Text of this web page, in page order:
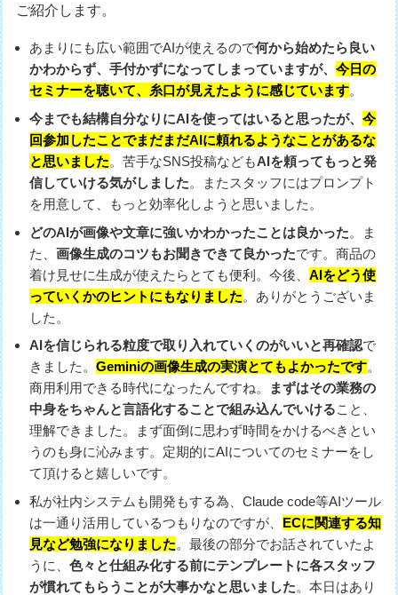
ご紹介します。
あまりにも広い範囲でAIが使えるので何から始めたら良い
かわからず、手付かずになってしまっていますが、今日の
セミナーを聴いて、糸口が見えたように感じています。
今までも結構自分なりにAIを使ってはいると思ったが、今
回参加したことでまだまだAIに頼れるようなことがあるな
と思いました。苦手なSNS投稿などもAIを頼ってもっと発
信していける気がしました。またスタッフにはプロンプト
を用意して、もっと効率化しようと思いました。
どのAIが画像や文章に強いかわかったことは良かった。ま
た、画像生成のコツもお聞きできて良かったです。商品の
着け見せに生成が使えたらとても便利。今後、AIをどう使
っていくかのヒントにもなりました。ありがとうございま
した。
AIを信じられる粒度で取り入れていくのがいいと再確認で
きました。Geminiの画像生成の実演とてもよかったです。
商用利用できる時代になったんですね。
まずはその業務の
中身をちゃんと言語化することで組み込んでいけること、
理解できました。まず面倒に思わず時間をかけるべきとい
うのも身に沁みます。定期的にAIについてのセミナーをし
て頂けると嬉しいです。
私が社内システムも開発もする為、Claude code等AIツール
は一通り活用しているつもりなのですが、 ECに関連する知
見など勉強になりました。最後の部分でお話されていたよ
うに、色々と仕組み化する前にテンプレートに各スタッフ
が慣れてもらうことが大事かなと思いました。本日はあり